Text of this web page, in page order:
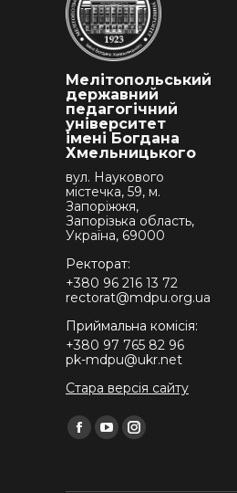
Мелітопольський
державний
педагогічний
університет
імені Богдана
Хмельницького
вул. Наукового
містечка, 59, м.
Запоріжжя,
Запорізька область,
Україна, 69000
Ректорат:
+380 96 216 13 72
rectorat@mdpu.org.ua
Приймальна комісія:
+380 97 765 82 96
pk-mdpu@ukr.net
Стара версія сайту
Find us on:
Facebook
YouTubeInstagram